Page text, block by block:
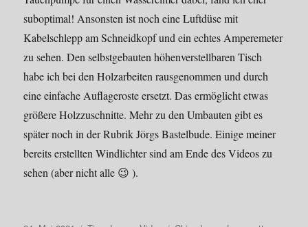
suboptimal! Ansonsten ist noch eine Luftdüse mit
Kabelschlepp am Schneidkopf und ein echtes Amperemeter
zu sehen. Den selbstgebauten höhenverstellbaren Tisch
habe ich bei den Holzarbeiten rausgenommen und durch
eine einfache Auflageroste ersetzt. Das ermöglicht etwas
größere Holzzuschnitte. Mehr zu den Umbauten gibt es
später noch in der Rubrik Jörgs Bastelbude. Einige meiner
bereits erstellten Windlichter sind am Ende des Videos zu
sehen (aber nicht alle 😉 ).